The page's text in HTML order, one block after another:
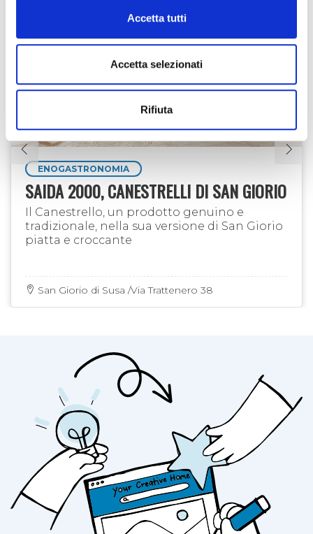
Accetta tutti
Accetta selezionati
Rifiuta
ENOGASTRONOMIA
SAIDA 2000, CANESTRELLI DI SAN GIORIO
Il Canestrello, un prodotto genuino e
tradizionale, nella sua versione di San Giorio
piatta e croccante
San Giorio di Susa /Via Trattenero 38